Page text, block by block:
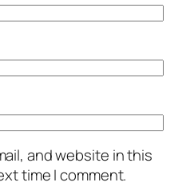
and website in this
time I comment.